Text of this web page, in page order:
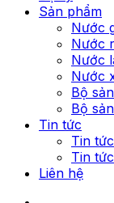
Sản phẩm
Nước
Nước
Nước
Nước
Bộ
Bộ
Tin tức
Tin
Tin
Liên hệ